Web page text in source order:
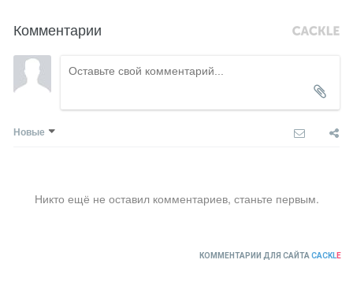
Комментарии
Новые
Никто ещё не оставил комментариев, станьте первым.
КОММЕНТАРИИ ДЛЯ САЙТА CACKLE